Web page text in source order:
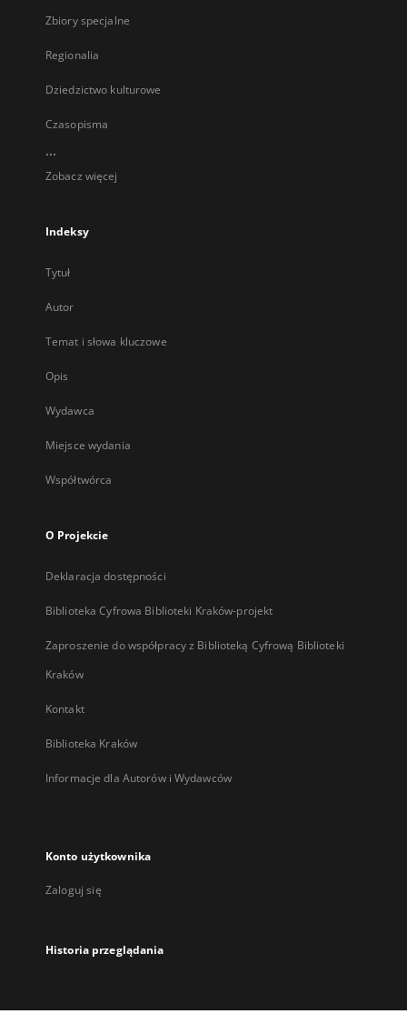
Zbiory specjalne
Regionalia
Dziedzictwo kulturowe
Czasopisma
...
Zobacz więcej
Indeksy
Tytuł
Autor
Temat i słowa kluczowe
Opis
Wydawca
Miejsce wydania
Współtwórca
O Projekcie
Deklaracja dostępności
Biblioteka Cyfrowa Biblioteki Kraków-projekt
Zaproszenie do współpracy z Biblioteką Cyfrową Biblioteki
Kraków
Kontakt
Biblioteka Kraków
Informacje dla Autorów i Wydawców
Konto użytkownika
Zaloguj się
Historia przeglądania